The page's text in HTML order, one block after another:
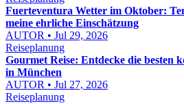
Fuerteventura Wetter im Oktober:
meine ehrliche Einschätzung
AUTOR • Jul 29, 2026
Reiseplanung
Gourmet Reise: Entdecke die besten
in München
AUTOR • Jul 27, 2026
Reiseplanung